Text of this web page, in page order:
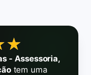
- Assessoria,
tem uma